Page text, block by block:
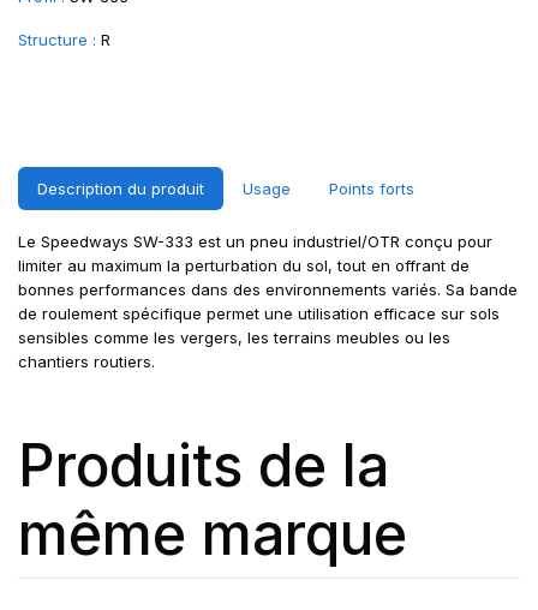
Structure : R
Description du produit Usage Points forts
Le Speedways SW-333 est un pneu industriel/OTR conçu pour
limiter au maximum la perturbation du sol, tout en offrant de
bonnes performances dans des environnements variés. Sa bande
de roulement spécifique permet une utilisation efficace sur sols
sensibles comme les vergers, les terrains meubles ou les
chantiers routiers.
Produits de la
même marque